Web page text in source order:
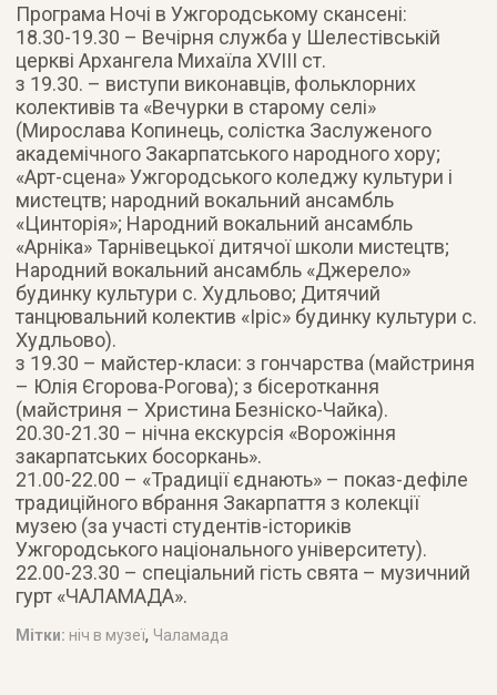
Програма Ночі в Ужгородському скансені:
18.30-19.30 – Вечірня служба у Шелестівській
церкві Архангела Михаїла ХVІІІ ст.
з 19.30. – виступи виконавців, фольклорних
колективів та «Вечурки в старому селі»
(Мирослава Копинець, солістка Заслуженого
академічного Закарпатського народного хору;
«Арт-сцена» Ужгородського коледжу культури і
мистецтв; народний вокальний ансамбль
«Цинторія»; Народний вокальний ансамбль
«Арніка» Тарнівецької дитячої школи мистецтв;
Народний вокальний ансамбль «Джерело»
будинку культури с. Худльово; Дитячий
танцювальний колектив «Іріс» будинку культури с.
Худльово).
з 19.30 – майстер-класи: з гончарства (майстриня
– Юлія Єгорова-Рогова); з бісероткання
(майстриня – Христина Безніско-Чайка).
20.30-21.30 – нічна екскурсія «Ворожіння
закарпатських босоркань».
21.00-22.00 – «Традиції єднають» – показ-дефіле
традиційного вбрання Закарпаття з колекції
музею (за участі студентів-істориків
Ужгородського національного університету).
22.00-23.30 – спеціальний гість свята – музичний
гурт «ЧАЛАМАДА».
Мітки: ніч в музеї, Чаламада